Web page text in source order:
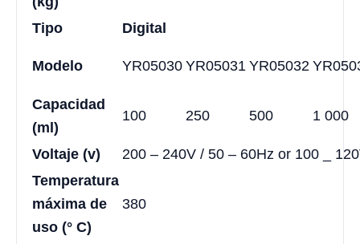
Tipo Digital
Modelo YR05030 YR05031 YR05032
Capacidad
(ml)
100 250 500 1 000
Voltaje (v)
200 – 240V / 50 – 60Hz or 100 _
Temperatura
máxima de
uso (° C)
380